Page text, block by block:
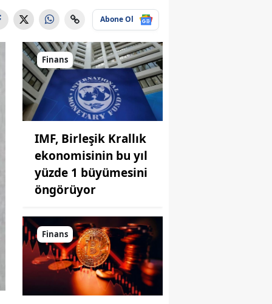
Abone Ol
Finans
IMF, Birleşik Krallık
ekonomisinin bu yıl
yüzde 1 büyümesini
öngörüyor
Finans